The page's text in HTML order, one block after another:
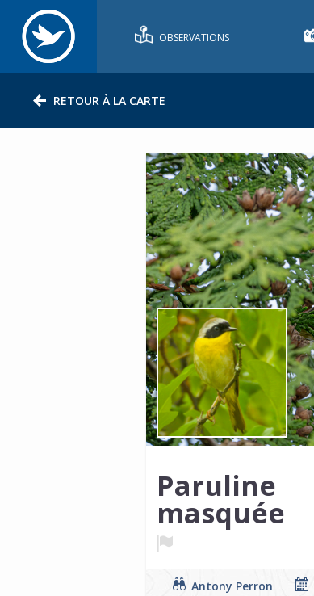
OBSERVATIONS
RETOUR À LA CARTE
Paruline
masquée
Antony Perron